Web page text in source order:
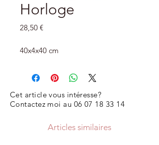
Horloge
28,50 €Prix
40x4x40 cm
Cet article vous intéresse?
Contactez moi au 06 07 18 33 14
Articles similaires